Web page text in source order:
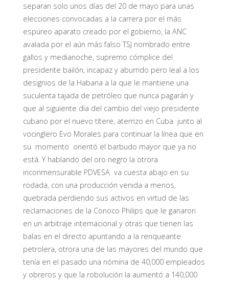
separan solo unos días del 20 de mayo para unas
elecciones convocadas a la carrera por el más
espúreo aparato creado por el gobierno, la ANC
avalada por el aún más falso TSJ nombrado entre
gallos y medianoche, supremo cómplice del
presidente bailón, incapaz y aburrido pero leal a los
designios de la Habana a la que le mantiene una
suculenta tajada de petróleo que nunca pagarán y
que al siguiente día del cambio del viejo presidente
cubano por el nuevo títere, aterrizo en Cuba junto al
vocinglero Evo Morales para continuar la línea que en
su momento orientó el barbudo mayor que ya no
está. Y hablando del oro negro la otrora
inconmensurable PDVESA va cuesta abajo en su
rodada, con una producción venida a menos,
quebrada perdiendo sus activos en virtud de las
reclamaciones de la Conoco Philips que le ganaron
en un arbitraje internacional y otras que tienen las
balas en el directo apuntando a la renqueante
petrolera, otrora una de las mayores del mundo que
tenía en el pasado una nómina de 40,000 empleados
y obreros y que la robolución la aumentó a 140,000